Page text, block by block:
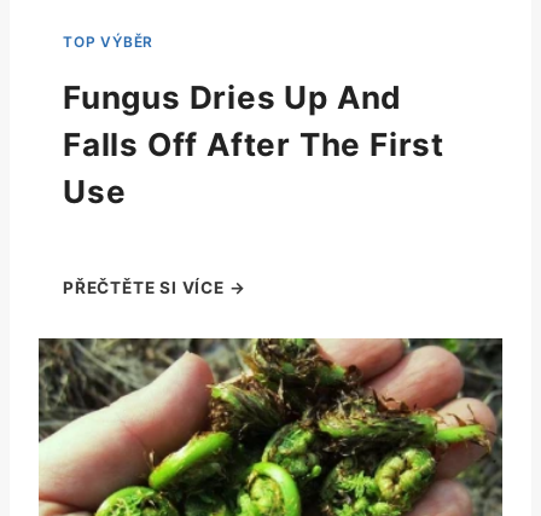
Fungus Dries Up And
Falls Off After The First
Use